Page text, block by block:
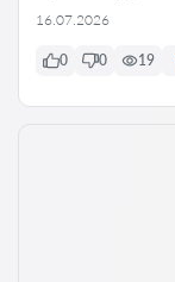
16.07.2026
0 0 19